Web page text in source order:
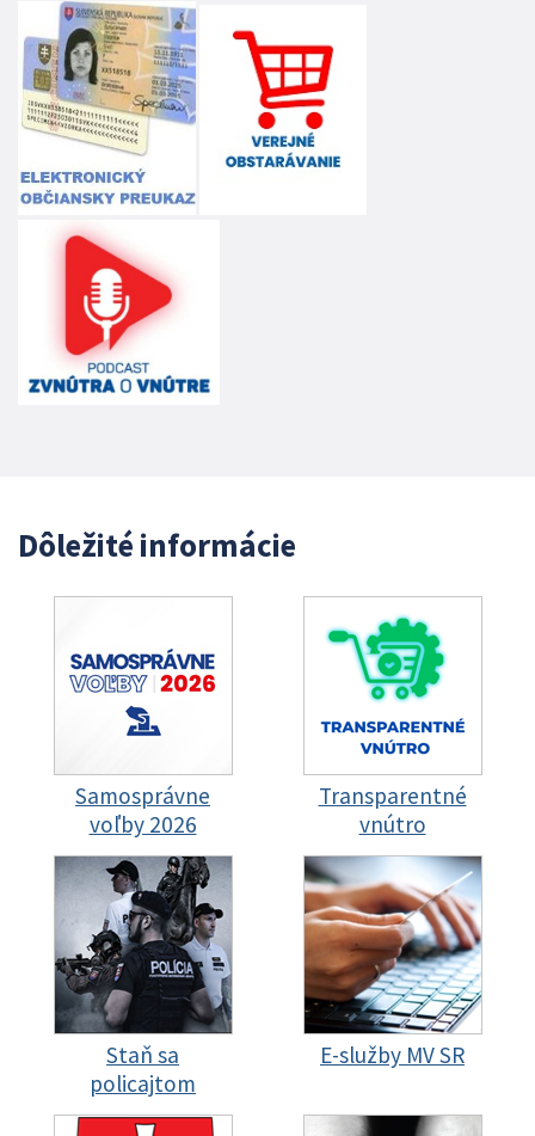
Dôležité informácie
Samosprávne
voľby 2026
Transparentné
vnútro
Staň sa
policajtom
E-služby MV SR